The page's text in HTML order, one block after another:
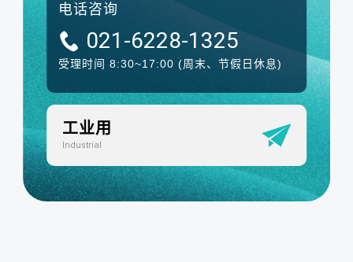
电话咨询
021-6228-1325
受理时间 8:30~17:00 (周末、节假日休息)
工业用
Industrial